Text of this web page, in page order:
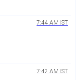
7:44 AM IST
7:42 AM IST